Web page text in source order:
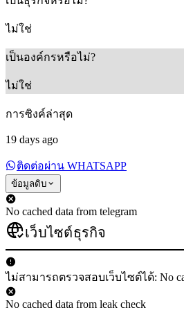
ไม่ใช่
เป็นองค์กรหรือไม่?
ไม่ใช่
การซิงค์ล่าสุด
19 days ago
ติดต่อผ่าน WHATSAPP
ข้อมูลดิบ
No cached data from telegram
เว็บไซต์ธุรกิจ
ไม่สามารถตรวจสอบเว็บไซต์ได้: No
No cached data from leak check